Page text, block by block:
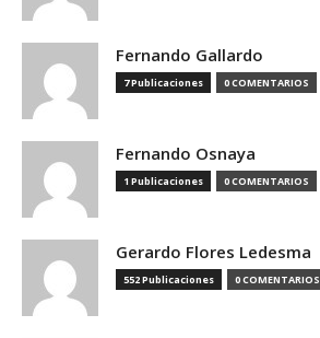
Fernando Gallardo
7 Publicaciones 0 COMENTARIOS
Fernando Osnaya
1 Publicaciones 0 COMENTARIOS
Gerardo Flores Ledesma
552 Publicaciones 0 COMENTARIOS